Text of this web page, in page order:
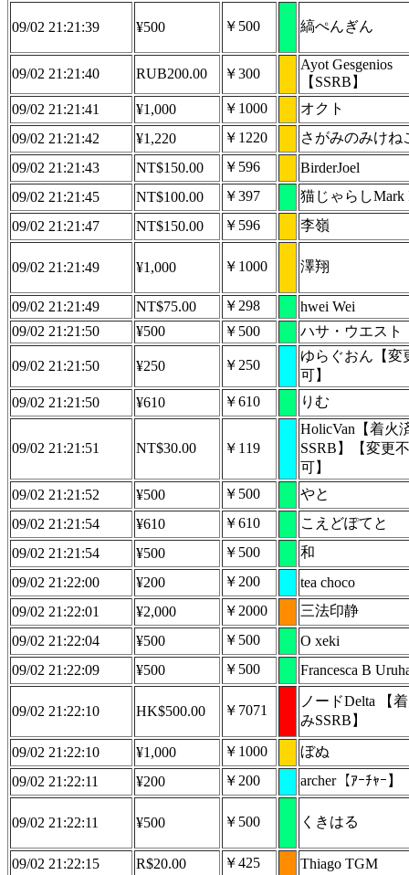
09/02 21:21:39 ¥500 ￥500 縞ぺんぎん
09/02 21:21:40 RUB200.00 ￥300
Ayot Gesgenios
【SSRB】
09/02 21:21:41
¥1,000 ￥1000
オクト
09/02 21:21:42
¥1,220 ￥1220
さがみのみけね
09/02 21:21:43
NT$150.00 ￥596
BirderJoel
09/02 21:21:45
NT$100.00 ￥397
猫じゃらしMark
09/02 21:21:47
NT$150.00 ￥596 李嶺
09/02 21:21:49 ¥1,000 ￥1000 澤翔
09/02 21:21:49 NT$75.00 ￥298
hwei Wei
09/02 21:21:50
¥500 ￥500 ハサ・ウエスト
09/02 21:21:50 ¥250 ￥250
ゆらぐおん【変
可】
09/02 21:21:50
¥610 ￥610 りむ
09/02 21:21:51 NT$30.00 ￥119
HolicVan【着火
SSRB】【変更不
可】
09/02 21:21:52
¥500 ￥500
やと
09/02 21:21:54
¥610 ￥610
こえどぽてと
09/02 21:21:54
¥500 ￥500
和
09/02 21:22:00
¥200 ￥200
tea choco
09/02 21:22:01
¥2,000 ￥2000
三法印静
09/02 21:22:04
¥500 ￥500
O xeki
09/02 21:22:09
¥500 ￥500 Francesca B
09/02 21:22:10 HK$500.00 ￥7071
ノードDelta 【
みSSRB】
09/02 21:22:10 ¥1,000 ￥1000
ぼぬ
09/02 21:22:11
¥200 ￥200 archer【ｱｰﾁｬｰ】
09/02 21:22:11 ¥500 ￥500 くきはる
09/02 21:22:15 R$20.00 ￥425
Thiago TGM